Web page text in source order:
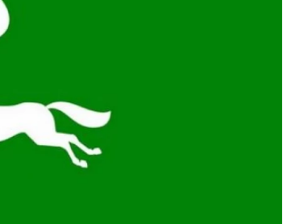
начинается с
крупноформатными